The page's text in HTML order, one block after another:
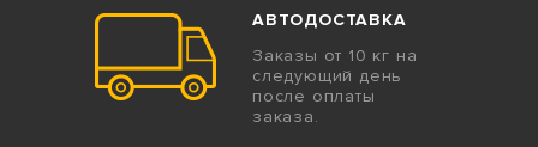
АВТОДОСТАВКА
Заказы от 10 кг на
следующий день
после оплаты
заказа.